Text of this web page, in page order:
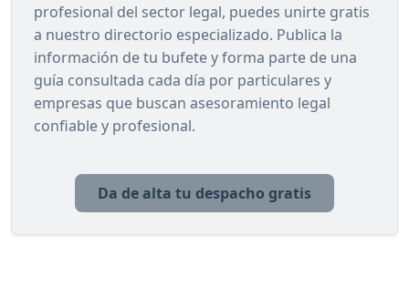
profesional del sector legal, puedes unirte gratis
a nuestro directorio especializado. Publica la
información de tu bufete y forma parte de una
guía consultada cada día por particulares y
empresas que buscan asesoramiento legal
confiable y profesional.
Da de alta tu despacho gratis